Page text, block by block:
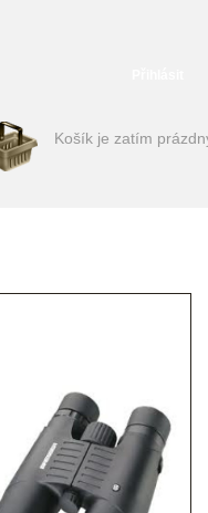
Košík je zatím